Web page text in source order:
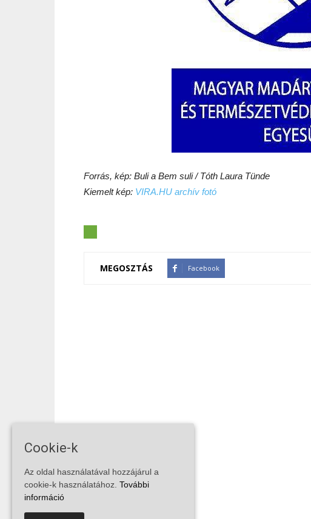
Forrás, kép: Buli a Bem suli / Tóth Laura Tünde
Kiemelt kép: VIRA.HU archív fotó
MEGOSZTÁS Facebook
Cookie-k
Az oldal használatával hozzájárul a
cookie-k használatához. További
információ